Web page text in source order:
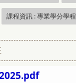
課程資訊 : 專業學分學程